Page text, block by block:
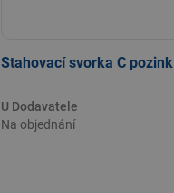
Stahovací svorka C pozink
U Dodavatele
Na objednání